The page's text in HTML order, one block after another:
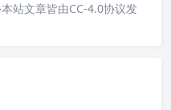
站文章皆由CC-4.0协议发